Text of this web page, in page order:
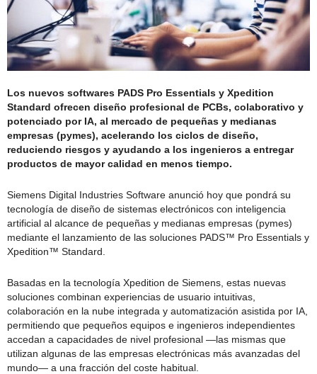
Los nuevos softwares PADS Pro Essentials y Xpedition
Standard ofrecen diseño profesional de PCBs, colaborativo y
potenciado por IA, al mercado de pequeñas y medianas
empresas (pymes), acelerando los ciclos de diseño,
reduciendo riesgos y ayudando a los ingenieros a entregar
productos de mayor calidad en menos tiempo.
Siemens Digital Industries Software anunció hoy que pondrá su
tecnología de diseño de sistemas electrónicos con inteligencia
artificial al alcance de pequeñas y medianas empresas (pymes)
mediante el lanzamiento de las soluciones PADS™ Pro Essentials y
Xpedition™ Standard.
Basadas en la tecnología Xpedition de Siemens, estas nuevas
soluciones combinan experiencias de usuario intuitivas,
colaboración en la nube integrada y automatización asistida por IA,
permitiendo que pequeños equipos e ingenieros independientes
accedan a capacidades de nivel profesional —las mismas que
utilizan algunas de las empresas electrónicas más avanzadas del
mundo— a una fracción del coste habitual.